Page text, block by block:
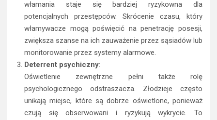
włamania staje się bardziej ryzykowna dla
potencjalnych przestępców. Skrócenie czasu, który
włamywacze mogą poświęcić na penetrację posesji,
zwiększa szanse na ich zauważenie przez sąsiadów lub
monitorowanie przez systemy alarmowe.
Deterrent psychiczny:
Oświetlenie zewnętrzne pełni także rolę
psychologicznego odstraszacza. Złodzieje często
unikają miejsc, które są dobrze oświetlone, ponieważ
czują się obserwowani i ryzykują wykrycie. To